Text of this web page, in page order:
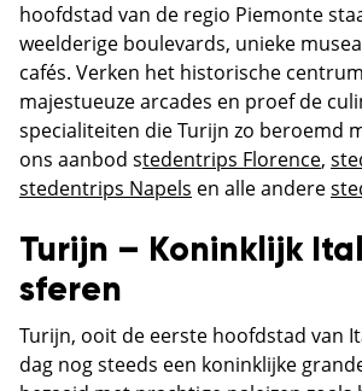
hoofdstad van de regio Piemonte
weelderige boulevards, unieke
cafés. Verken het historische
majestueuze arcades en proef de
specialiteiten die Turijn zo beroemd
ons aanbod stedentrips Florence,
stedentrips Napels en alle andere
Turijn – Koninklijk
sferen
Turijn, ooit de eerste hoofdstad van
dag nog steeds een koninklijke